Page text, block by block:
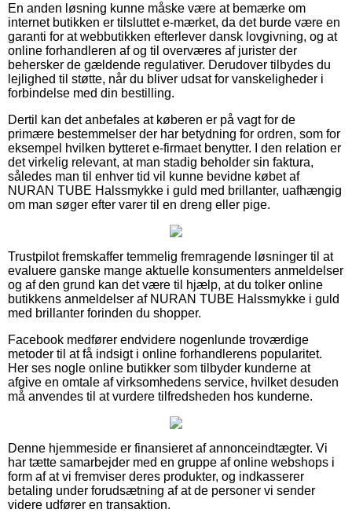
En anden løsning kunne måske være at bemærke om
internet butikken er tilsluttet e-mærket, da det burde være en
garanti for at webbutikken efterlever dansk lovgivning, og at
online forhandleren af og til overværes af jurister der
behersker de gældende regulativer. Derudover tilbydes du
lejlighed til støtte, når du bliver udsat for vanskeligheder i
forbindelse med din bestilling.
Dertil kan det anbefales at køberen er på vagt for de
primære bestemmelser der har betydning for ordren, som for
eksempel hvilken bytteret e-firmaet benytter. I den relation er
det virkelig relevant, at man stadig beholder sin faktura,
således man til enhver tid vil kunne bevidne købet af
NURAN TUBE Halssmykke i guld med brillanter, uafhængig
om man søger efter varer til en dreng eller pige.
Trustpilot fremskaffer temmelig fremragende løsninger til at
evaluere ganske mange aktuelle konsumenters anmeldelser
og af den grund kan det være til hjælp, at du tolker online
butikkens anmeldelser af NURAN TUBE Halssmykke i guld
med brillanter forinden du shopper.
Facebook medfører endvidere nogenlunde troværdige
metoder til at få indsigt i online forhandlerens popularitet.
Her ses nogle online butikker som tilbyder kunderne at
afgive en omtale af virksomhedens service, hvilket desuden
må anvendes til at vurdere tilfredsheden hos kunderne.
Denne hjemmeside er finansieret af annonceindtægter. Vi
har tætte samarbejder med en gruppe af online webshops i
form af at vi fremviser deres produkter, og indkasserer
betaling under forudsætning af at de personer vi sender
videre udfører en transaktion.